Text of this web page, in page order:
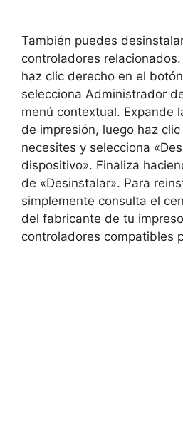
También puedes
controladores
haz clic derecho en el
selecciona Administrador
menú contextual. Expande
de impresión, luego haz
necesites y selecciona
dispositivo». Finaliza
de «Desinstalar». Para
simplemente consulta el
del fabricante de tu
controladores compatibles